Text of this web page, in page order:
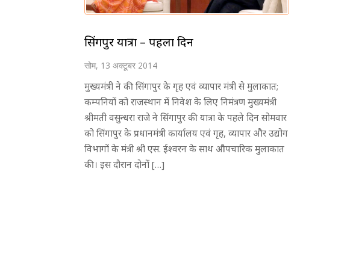
सिंगपुर यात्रा – पहला दिन
सोम, 13 अक्टूबर 2014
मुख्यमंत्री ने की सिंगापुर के गृह एवं व्यापार मंत्री से मुलाकात;
कम्पनियों को राजस्थान में निवेश के लिए निमंत्रण मुख्यमंत्री
श्रीमती वसुन्धरा राजे ने सिंगापुर की यात्रा के पहले दिन सोमवार
को सिंगापुर के प्रधानमंत्री कार्यालय एवं गृह, व्यापार और उद्योग
विभागों के मंत्री श्री एस. ईश्वरन के साथ औपचारिक मुलाकात
की। इस दौरान दोनों […]